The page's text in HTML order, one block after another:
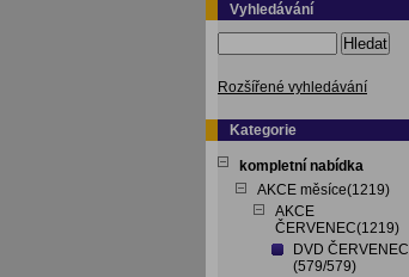
Vyhledávání
Hledat
Rozšířené vyhledávání
Kategorie
kompletní nabídka
AKCE měsíce(1219)
AKCE
ČERVENEC(1219)
DVD ČERVENEC
(579/579)